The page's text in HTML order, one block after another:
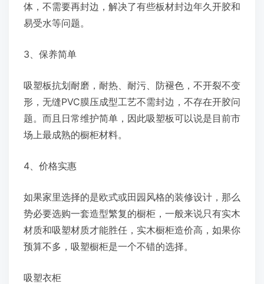
体，不需要再封边，解决了有些板材封边年久开胶和
易受水等问题。
3、保养简单
吸塑板抗划耐磨，耐热、耐污、防褪色，不开裂不变
形，无缝PVC膜压成型工艺不需封边，不存在开胶问
题。而且日常维护简单，因此吸塑板可以说是目前市
场上最成熟的橱柜材料。
4、价格实惠
如果家里选择的是欧式或田园风格的装修设计，那么
势必要选购一套造型繁复的橱柜，一般来说只有实木
材质和吸塑材质才能胜任，实木橱柜造价高，如果你
预算不多，吸塑橱柜是一个不错的选择。
吸塑衣柜